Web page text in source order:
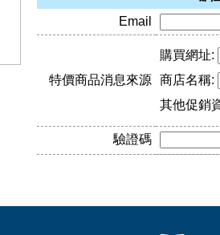
Email
特價商品消息來源
購買網址:
商店名稱:
其他促銷
驗證碼